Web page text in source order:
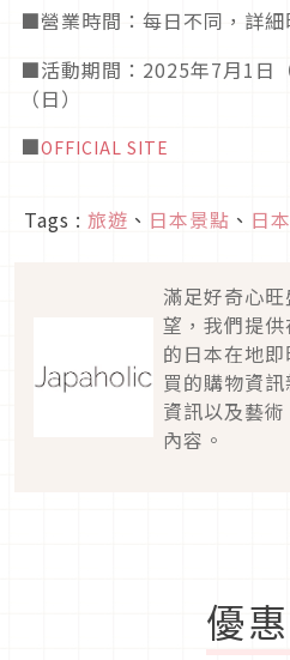
■營業時間：每日不同，詳細
■活動期間：2025年7月1日
（日）
■OFFICIAL SITE
Tags : 旅遊 、 日本景點 、 日
滿足好奇心
望，我們提
的日本在地
買的購物資
資訊以及藝
內容。
優